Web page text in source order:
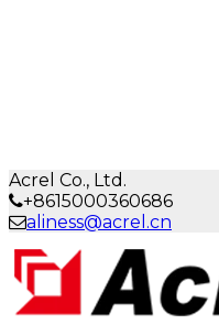
Acrel Co., Ltd.
+8615000360686
aliness@acrel.cn